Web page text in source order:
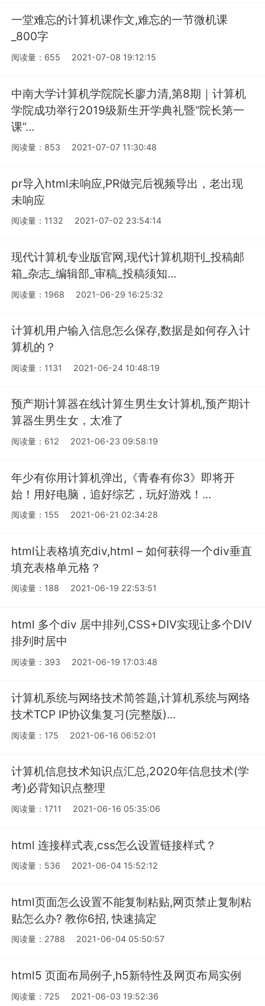
一堂难忘的计算机课作文,难忘的一节微机课
_800字
阅读量：655 2021-07-08 19:12:15
中南大学计算机学院院长廖力清,第8期｜计算机
学院成功举行2019级新生开学典礼暨“院长第一
课”...
阅读量：853 2021-07-07 11:30:48
pr导入html未响应,PR做完后视频导出，老出现
未响应
阅读量：1132 2021-07-02 23:54:14
现代计算机专业版官网,现代计算机期刊_投稿邮
箱_杂志_编辑部_审稿_投稿须知...
阅读量：1968 2021-06-29 16:25:32
计算机用户输入信息怎么保存,数据是如何存入计
算机的？
阅读量：1131 2021-06-24 10:48:19
预产期计算器在线计算生男生女计算机,预产期计
算器生男生女，太准了
阅读量：612 2021-06-23 09:58:19
年少有你用计算机弹出,《青春有你3》即将开
始！用好电脑，追好综艺，玩好游戏！...
阅读量：155 2021-06-21 02:34:28
html让表格填充div,html – 如何获得一个div垂直
填充表格单元格？
阅读量：188 2021-06-19 22:53:51
html 多个div 居中排列,CSS+DIV实现让多个DIV
排列时居中
阅读量：393 2021-06-19 17:03:48
计算机系统与网络技术简答题,计算机系统与网络
技术TCP IP协议集复习(完整版)...
阅读量：175 2021-06-16 06:52:01
计算机信息技术知识点汇总,2020年信息技术(学
考)必背知识点整理
阅读量：1711 2021-06-16 05:35:06
html 连接样式表,css怎么设置链接样式？
阅读量：536 2021-06-04 15:52:12
html页面怎么设置不能复制粘贴,网页禁止复制粘
贴怎么办? 教你6招, 快速搞定
阅读量：2788 2021-06-04 05:50:57
html5 页面布局例子,h5新特性及网页布局实例
阅读量：725 2021-06-03 19:52:36